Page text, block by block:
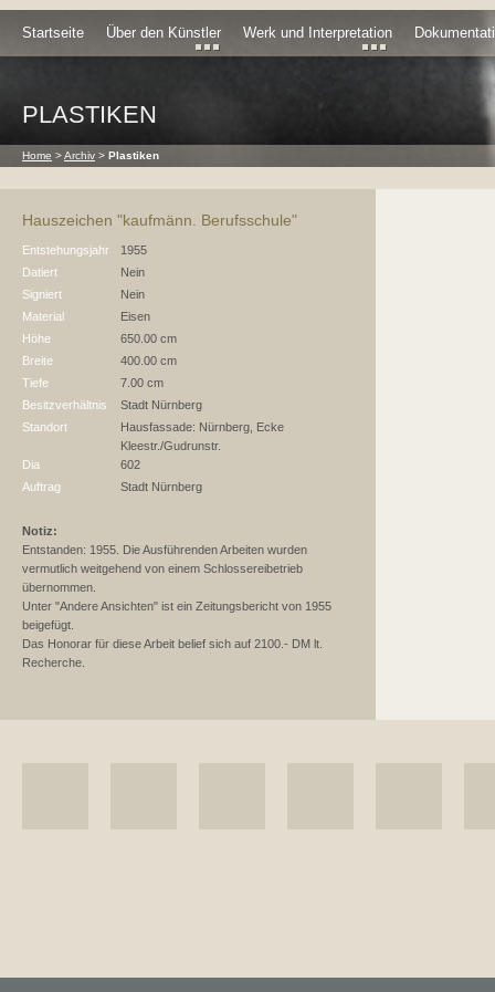
Startseite Über den Künstler Werk und Interpretation
PLASTIKEN
Home >Archiv > Plastiken
Hauszeichen "kaufmänn. Berufsschule"
Entstehungsjahr
1955
Datiert
Nein
Signiert
Nein
Material
Eisen
Höhe
650.00 cm
Breite
400.00 cm
Tiefe
7.00 cm
Besitzverhältnis
Stadt Nürnberg
Standort
Hausfassade: Nürnberg, Ecke
Kleestr./Gudrunstr.
Dia
602
Auftrag
Stadt Nürnberg
Notiz:
Entstanden: 1955. Die Ausführenden Arbeiten wurden
vermutlich weitgehend von einem Schlossereibetrieb
übernommen.
Unter "Andere Ansichten" ist ein Zeitungsbericht von 1955
beigefügt.
Das Honorar für diese Arbeit belief sich auf 2100.- DM lt.
Recherche.